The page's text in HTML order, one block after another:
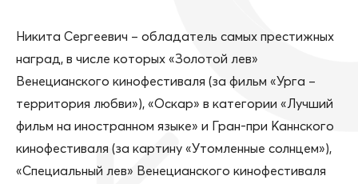
Никита Сергеевич – обладатель самых престижных
наград, в числе которых «Золотой лев»
Венецианского кинофестиваля (за фильм «Урга –
территория любви»), «Оскар» в категории «Лучший
фильм на иностранном языке» и Гран-при Каннского
кинофестиваля (за картину «Утомленные солнцем»),
«Специальный лев» Венецианского кинофестиваля